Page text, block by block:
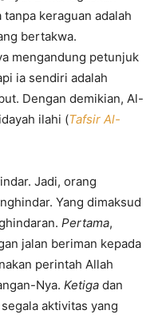
keraguan adalah
bertakwa.
mengandung petunjuk
ia sendiri adalah
Dengan demikian, Al-
ilahi (Tafsir Al-
Jadi, orang
Yang dimaksud
Pertama,
jalan beriman kepada
perintah Allah
Nya. Ketiga dan
aktivitas yang